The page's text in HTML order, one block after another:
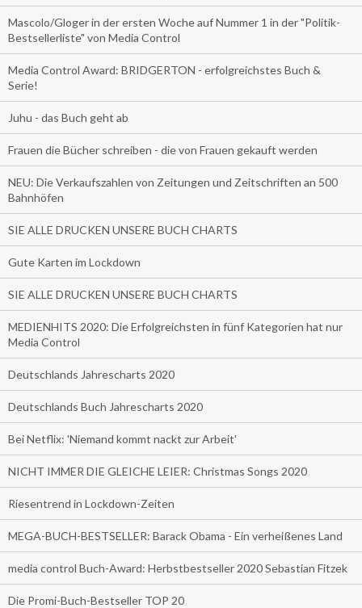
Mascolo/Gloger in der ersten Woche auf Nummer 1 in der "Politik-
Bestsellerliste" von Media Control
Media Control Award: BRIDGERTON - erfolgreichstes Buch &
Serie!
Juhu - das Buch geht ab
Frauen die Bücher schreiben - die von Frauen gekauft werden
NEU: Die Verkaufszahlen von Zeitungen und Zeitschriften an 500
Bahnhöfen
SIE ALLE DRUCKEN UNSERE BUCH CHARTS
Gute Karten im Lockdown
SIE ALLE DRUCKEN UNSERE BUCH CHARTS
MEDIENHITS 2020: Die Erfolgreichsten in fünf Kategorien hat nur
Media Control
Deutschlands Jahrescharts 2020
Deutschlands Buch Jahrescharts 2020
Bei Netflix: 'Niemand kommt nackt zur Arbeit'
NICHT IMMER DIE GLEICHE LEIER: Christmas Songs 2020
Riesentrend in Lockdown-Zeiten
MEGA-BUCH-BESTSELLER: Barack Obama - Ein verheißenes Land
media control Buch-Award: Herbstbestseller 2020 Sebastian Fitzek
Die Promi-Buch-Bestseller TOP 20